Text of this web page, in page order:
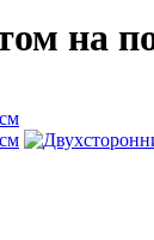
на